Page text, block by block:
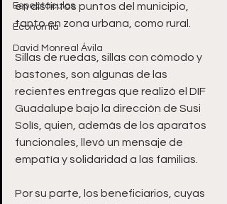
Espectáculos
Economía
David Monreal Ávila
en distintos puntos del municipio,
tanto en zona urbana, como rural.
Sillas de ruedas, sillas con cómodo y
bastones, son algunas de las
recientes entregas que realizó el DIF
Guadalupe bajo la dirección de Susi
Solís, quien, además de los aparatos
funcionales, llevó un mensaje de
empatía y solidaridad a las familias.
Por su parte, los beneficiarios, cuyas